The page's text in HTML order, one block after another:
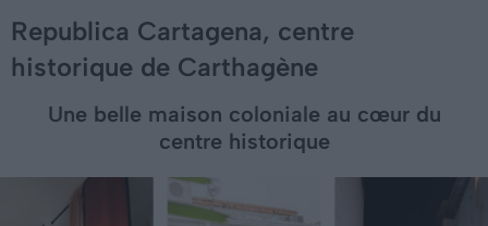
Republica Cartagena, centre
historique de Carthagène
Une belle maison coloniale au cœur du
centre historique